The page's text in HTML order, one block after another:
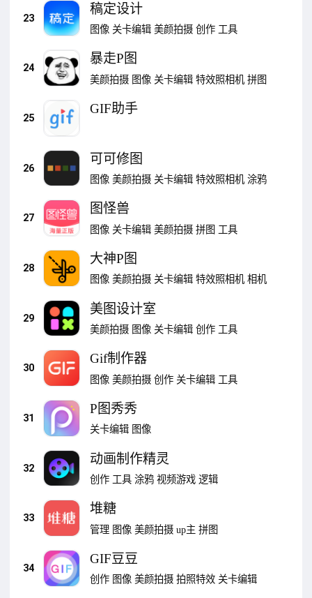
23
稿定设计
图像 关卡编辑 美颜拍摄 创作 工具
24
暴走P图
美颜拍摄 图像 关卡编辑 特效照相机 拼图
25
GIF助手
26
可可修图
图像 美颜拍摄 关卡编辑 特效照相机 涂鸦
27
图怪兽
图像 关卡编辑 美颜拍摄 拼图 工具
28
大神P图
图像 美颜拍摄 关卡编辑 特效照相机 相机
29
美图设计室
美颜拍摄 图像 关卡编辑 创作 工具
30
Gif制作器
图像 美颜拍摄 创作 关卡编辑 工具
31
P图秀秀
关卡编辑 图像
32
动画制作精灵
创作 工具 涂鸦 视频游戏 逻辑
33
堆糖
管理 图像 美颜拍摄 up主 拼图
34
GIF豆豆
创作 图像 美颜拍摄 拍照特效 关卡编辑